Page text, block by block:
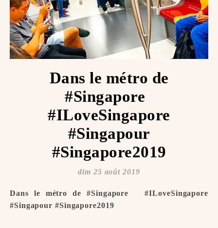
Dans le métro de
#Singapore ️ ️
#ILoveSingapore
#Singapour
#Singapore2019
dim 25 août 2019
Dans le métro de #Singapore ️ ️ #ILoveSingapore
#Singapour #Singapore2019